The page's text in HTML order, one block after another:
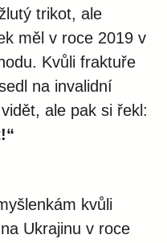
trikot, ale
měl v roce 2019 v
Kvůli fraktuře
na invalidní
ale pak si řekl:
kvůli
Ukrajinu v roce